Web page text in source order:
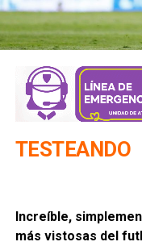
TESTEANDO
Increíble,
más vistosas del